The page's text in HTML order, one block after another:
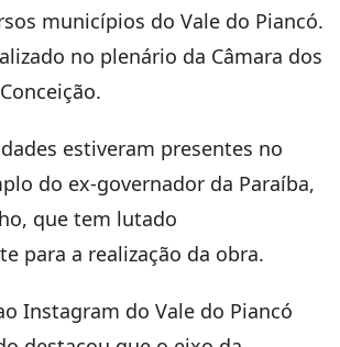
municípios do Vale do Piancó.
no plenário da Câmara dos
estiveram presentes no
do ex-governador da Paraíba,
que tem lutado
para a realização da obra.
Instagram do Vale do Piancó